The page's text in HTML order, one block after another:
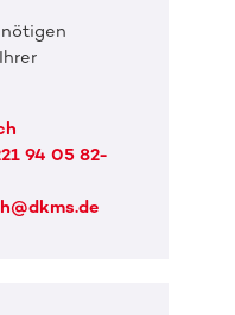
94 05 82-